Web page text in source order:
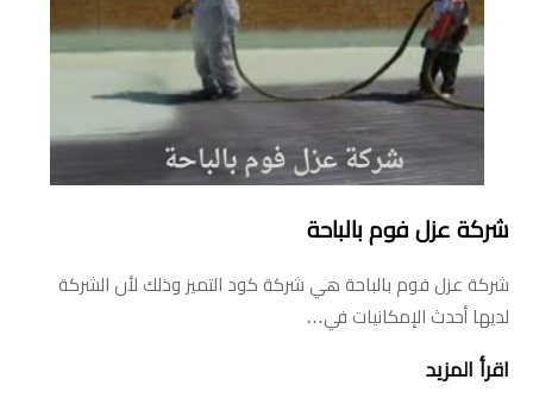
شركة عزل فوم بالباحة
شركة عزل فوم بالباحة هي شركة كود التميز وذلك لأن الشركة
لديها أحدث الإمكانيات في…
اقرأ المزيد